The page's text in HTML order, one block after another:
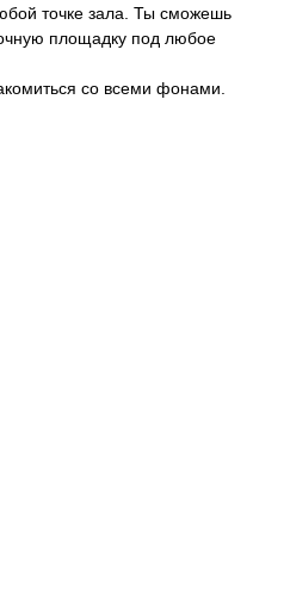
точке зала. Ты сможешь
площадку под любое
со всеми фонами.